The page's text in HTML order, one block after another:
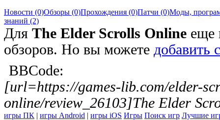
Новости (0)Обзоры (0)Прохождения (0)Патчи (0)Моды,
знаний (2)
Для The Elder Scrolls Online еще
обзоров. Но вы можете добавить
BBCode:
[url=https://games-lib.com/elder-
online/review_26103]The Elder
игры ПК | игры Android | игры iOS Игры Поиск игр Лучшие